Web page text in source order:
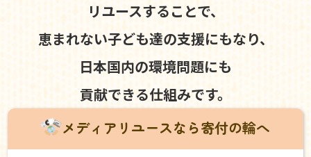
リユースすることで、
恵まれない子ども達の支援にもなり、
日本国内の環境問題にも
貢献できる仕組みです。
メディアリユースなら寄付の輪へ